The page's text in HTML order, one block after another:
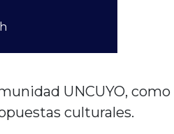
UNCUYO, como
culturales.